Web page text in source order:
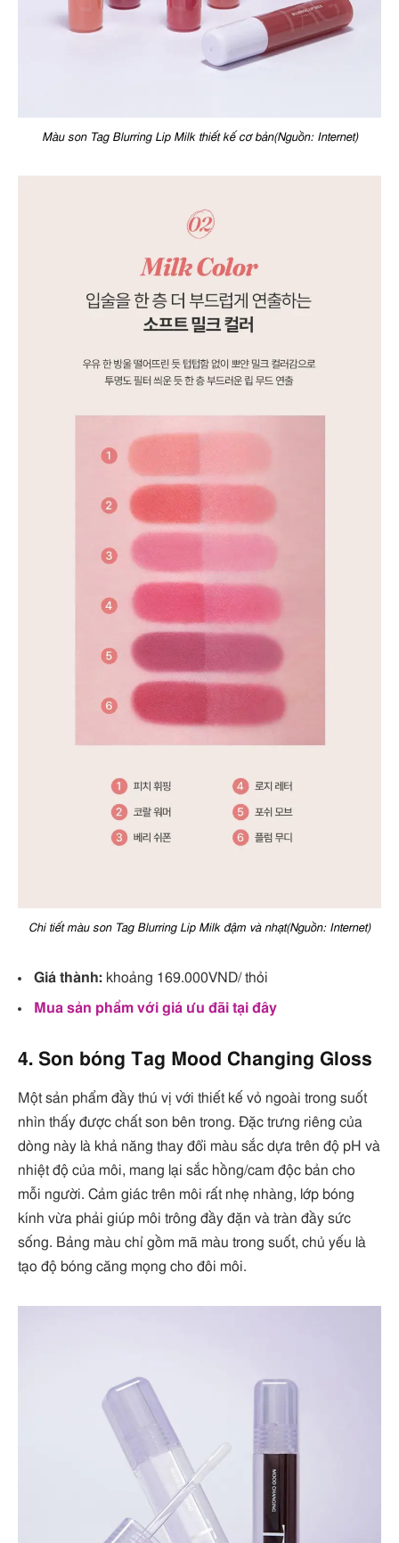
Màu son Tag Blurring Lip Milk thiết kế cơ bản(Nguồn: Internet)
Chi tiết màu son Tag Blurring Lip Milk đậm và nhạt(Nguồn: Internet)
Giá thành: khoảng 169.000VND/ thỏi
Mua sản phẩm với giá ưu đãi tại đây
4. Son bóng Tag Mood Changing Gloss
Một sản phẩm đầy thú vị với thiết kế vỏ ngoài trong suốt
nhìn thấy được chất son bên trong. Đặc trưng riêng của
dòng này là khả năng thay đổi màu sắc dựa trên độ pH và
nhiệt độ của môi, mang lại sắc hồng/cam độc bản cho
mỗi người. Cảm giác trên môi rất nhẹ nhàng, lớp bóng
kính vừa phải giúp môi trông đầy đặn và tràn đầy sức
sống. Bảng màu chỉ gồm mã màu trong suốt, chủ yếu là
tạo độ bóng căng mọng cho đôi môi.